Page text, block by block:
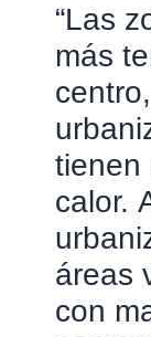
“Las
más
tienen
calor.
áreas
con